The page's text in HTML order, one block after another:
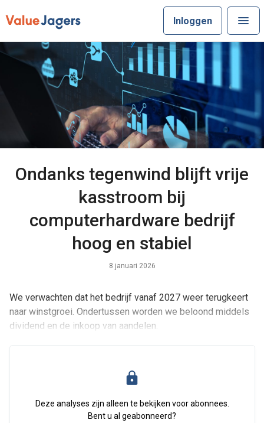
Inloggen
Ondanks tegenwind blijft vrije
kasstroom bij
computerhardware bedrijf
hoog en stabiel
8 januari 2026
We verwachten dat het bedrijf vanaf 2027 weer terugkeert
naar winstgroei. Ondertussen worden we beloond middels
dividend en de inkoop van aandelen.
Deze analyses zijn alleen te bekijken voor abonnees.
Bent u al geabonneerd?